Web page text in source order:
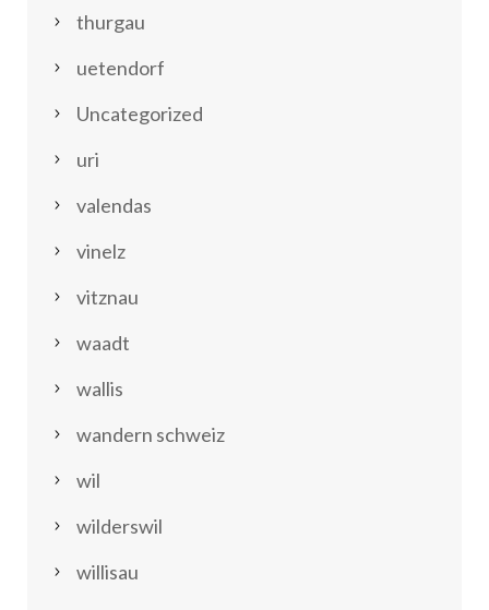
thurgau
uetendorf
Uncategorized
uri
valendas
vinelz
vitznau
waadt
wallis
wandern schweiz
wil
wilderswil
willisau